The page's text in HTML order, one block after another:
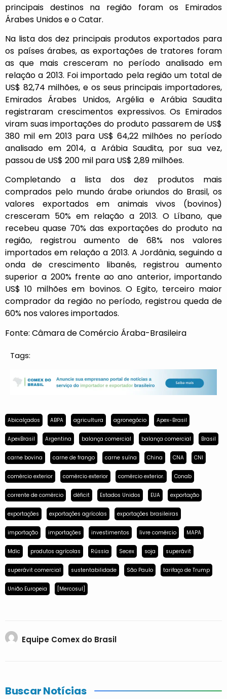
principais destinos na região foram os Emirados
Árabes Unidos e o Catar.
Na lista dos dez principais produtos exportados para
os países árabes, as exportações de tratores foram
as que mais cresceram no período analisado em
relação a 2013. Foi importado pela região um total de
US$ 82,74 milhões, e os seus principais importadores,
Emirados Árabes Unidos, Argélia e Arábia Saudita
registraram crescimentos expressivos. Os Emirados
viram suas importações do produto passarem de US$
380 mil em 2013 para US$ 64,22 milhões no período
analisado em 2014, a Arábia Saudita, por sua vez,
passou de US$ 200 mil para US$ 2,89 milhões.
Completando a lista dos dez produtos mais
comprados pelo mundo árabe oriundos do Brasil, os
valores exportados em animais vivos (bovinos)
cresceram 50% em relação a 2013. O Líbano, que
recebeu quase 70% das exportações do produto na
região, registrou aumento de 68% nos valores
importados em relação a 2013. A Jordânia, seguindo a
onda de crescimento libanês, registrou aumento
superior a 200% frente ao ano anterior, importando
US$ 10 milhões em bovinos. O Egito, terceiro maior
comprador da região no período, registrou queda de
60% nos valores importados.
Fonte: Câmara de Comércio Áraba-Brasileira
Tags:
Abicalçados ABPA agricultura agronegócio Apex-Brasil
ApexBrasil Argentina balança comercial balança comercial Brasil
carne bovina carne de frango carne suína China CNA CNI
comércio exterior comércio exterior comércio exterior. Conab
corrente de comércio déficit Estados Unidos EUA exportação
exportações exportações agrícolas exportações brasileiras
importação importações investimentos livre comércio MAPA
Mdic produtos agrícolas Rússia Secex soja superávit
superávit comercial sustentabilidade São Paulo tarifaço de Trump
União Europeia [Mercosul]
Equipe Comex do Brasil
Buscar Notícias